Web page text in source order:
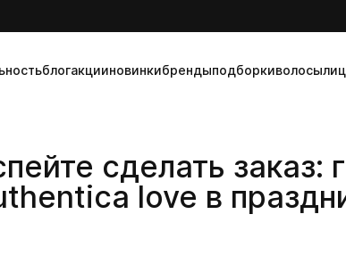
блогакцииновинкибрендыподборкиволосы
сделать заказ:
love в